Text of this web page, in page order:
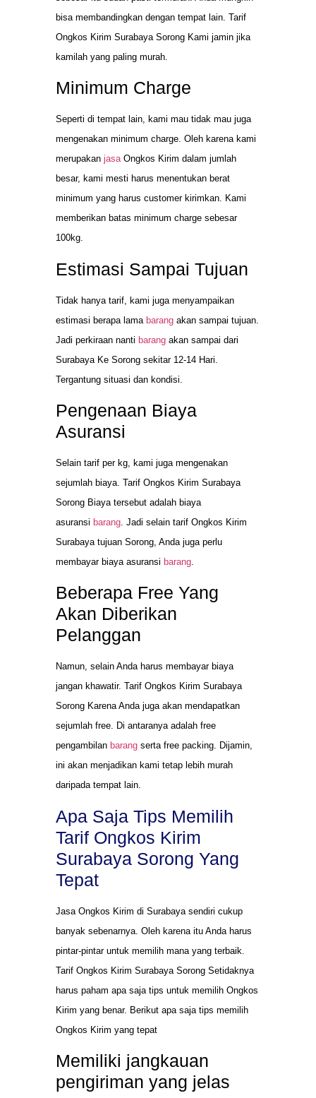
bisa membandingkan dengan tempat lain. Tarif
Ongkos Kirim Surabaya Sorong Kami jamin jika
kamilah yang paling murah.
Minimum Charge
Seperti di tempat lain, kami mau tidak mau juga
mengenakan minimum charge. Oleh karena kami
merupakan jasaOngkos Kirim dalam jumlah
besar, kami mesti harus menentukan berat
minimum yang harus customer kirimkan. Kami
memberikan batas minimum charge sebesar
100kg.
Estimasi Sampai Tujuan
Tidak hanya tarif, kami juga menyampaikan
estimasi berapa lama barang akan sampai tujuan.
Jadi perkiraan nanti barang akan sampai dari
Surabaya Ke Sorong sekitar 12-14 Hari.
Tergantung situasi dan kondisi.
Pengenaan Biaya
Asuransi
Selain tarif per kg, kami juga mengenakan
sejumlah biaya. Tarif Ongkos Kirim Surabaya
Sorong Biaya tersebut adalah biaya
asuransi barang. Jadi selain tarif Ongkos Kirim
Surabaya tujuan Sorong, Anda juga perlu
membayar biaya asuransi barang.
Beberapa Free Yang
Akan Diberikan
Pelanggan
Namun, selain Anda harus membayar biaya
jangan khawatir. Tarif Ongkos Kirim Surabaya
Sorong Karena Anda juga akan mendapatkan
sejumlah free. Di antaranya adalah free
pengambilan barang serta free packing. Dijamin,
ini akan menjadikan kami tetap lebih murah
daripada tempat lain.
Apa Saja Tips Memilih
Tarif Ongkos Kirim
Surabaya Sorong Yang
Tepat
Jasa Ongkos Kirim di Surabaya sendiri cukup
banyak sebenarnya. Oleh karena itu Anda harus
pintar-pintar untuk memilih mana yang terbaik.
Tarif Ongkos Kirim Surabaya Sorong Setidaknya
harus paham apa saja tips untuk memilih Ongkos
Kirim yang benar. Berikut apa saja tips memilih
Ongkos Kirim yang tepat
Memiliki jangkauan
pengiriman yang jelas